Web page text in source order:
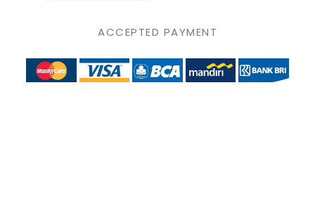
ACCEPTED PAYMENT